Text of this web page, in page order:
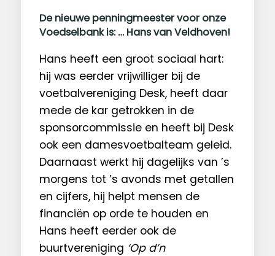
De nieuwe penningmeester voor onze
Voedselbank is: … Hans van Veldhoven!
Hans heeft een groot sociaal hart:
hij was eerder vrijwilliger bij de
voetbalvereniging Desk, heeft daar
mede de kar getrokken in de
sponsorcommissie en heeft bij Desk
ook een damesvoetbalteam geleid.
Daarnaast werkt hij dagelijks van ’s
morgens tot ’s avonds met getallen
en cijfers, hij helpt mensen de
financiën op orde te houden en
Hans heeft eerder ook de
buurtvereniging ‘Op d’n